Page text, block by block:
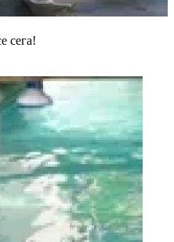
сега!